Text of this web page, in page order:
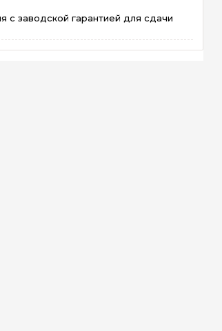
с заводской гарантией для сдачи